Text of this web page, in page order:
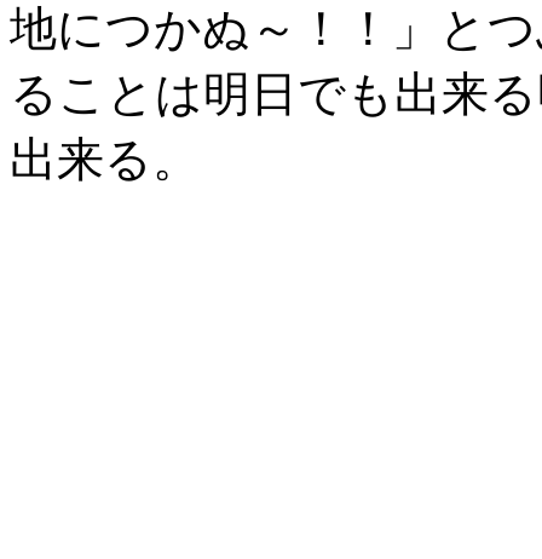
地につかぬ～！！」と
ることは明日でも出来
出来る。